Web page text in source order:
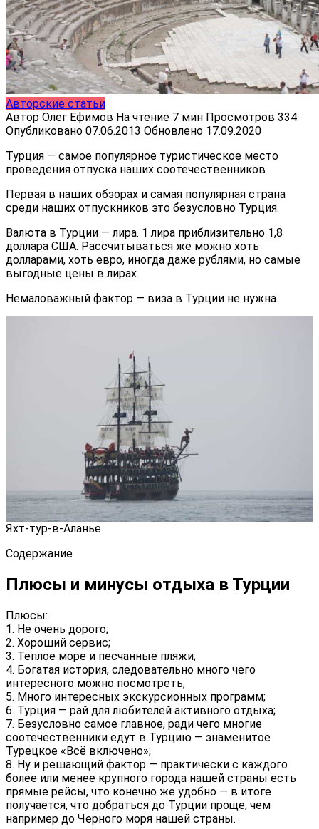
Авторские статьи
Автор Олег Ефимов На чтение 7 мин Просмотров 334
Опубликовано 07.06.2013 Обновлено 17.09.2020
Турция — самое популярное туристическое место
проведения отпуска наших соотечественников
Первая в наших обзорах и самая популярная страна
среди наших отпускников это безусловно Турция.
Валюта в Турции — лира. 1 лира приблизительно 1,8
доллара США. Рассчитываться же можно хоть
долларами, хоть евро, иногда даже рублями, но самые
выгодные цены в лирах.
Немаловажный фактор — виза в Турции не нужна.
Яхт-тур-в-Аланье
Содержание
Плюсы и минусы отдыха в Турции
Плюсы:
1. Не очень дорого;
2. Хороший сервис;
3. Теплое море и песчанные пляжи;
4. Богатая история, следовательно много чего
интересного можно посмотреть;
5. Много интересных экскурсионных программ;
6. Турция — рай для любителей активного отдыха;
7. Безусловно самое главное, ради чего многие
соотечественники едут в Турцию — знаменитое
Турецкое «Всё включено»;
8. Ну и решающий фактор — практически с каждого
более или менее крупного города нашей страны есть
прямые рейсы, что конечно же удобно — в итоге
получается, что добраться до Турции проще, чем
например до Черного моря нашей страны.